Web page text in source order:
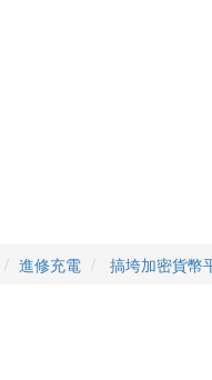
進修充電 搞垮加密貨幣